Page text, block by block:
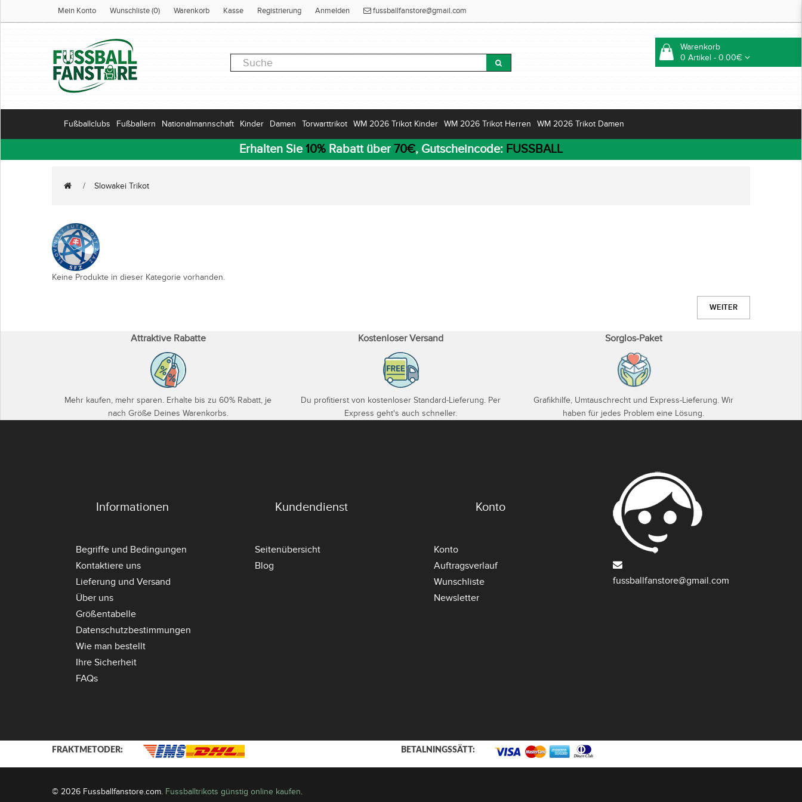
Mein Konto Wunschliste (0) Warenkorb Kasse Registrierung Anmelden fussballfanstore@gmail.com
Warenkorb
0 Artikel - 0.00€
Fußballclubs Fußballern Nationalmannschaft Kinder Damen Torwarttrikot WM 2026 Trikot Kinder WM 2026 Trikot Herren WM 2026 Trikot Damen
Erhalten Sie10% Rabatt über 70€, Gutscheincode: FUSSBALL
Slowakei Trikot
Keine Produkte in dieser Kategorie vorhanden.
WEITER
Attraktive Rabatte
Mehr kaufen, mehr sparen. Erhalte bis zu 60% Rabatt, je
nach Größe Deines Warenkorbs.
Kostenloser Versand
Du profitierst von kostenloser Standard-Lieferung. Per
Express geht's auch schneller.
Sorglos-Paket
Grafikhilfe, Umtauschrecht und Express-Lieferung. Wir
haben für jedes Problem eine Lösung.
Informationen
Begriffe und Bedingungen
Kontaktiere uns
Lieferung und Versand
Über uns
Größentabelle
Datenschutzbestimmungen
Wie man bestellt
Ihre Sicherheit
FAQs
Kundendienst
Seitenübersicht
Blog
Konto
Konto
Auftragsverlauf
Wunschliste
Newsletter
fussballfanstore@gmail.com
FRAKTMETODER: BETALNINGSSÄTT:
© 2026 Fussballfanstore.com. Fussballtrikots günstig online kaufen.